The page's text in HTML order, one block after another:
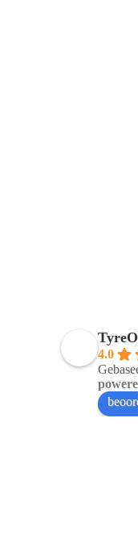
4.0